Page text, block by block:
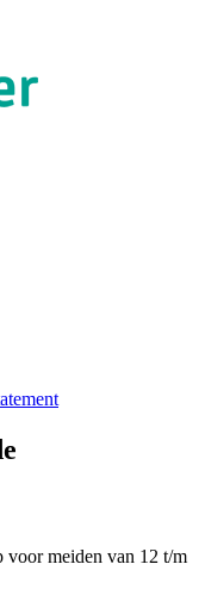
voor meiden van 12 t/m